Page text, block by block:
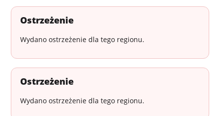
Ostrzeżenie
Wydano ostrzeżenie dla tego regionu.
Ostrzeżenie
Wydano ostrzeżenie dla tego regionu.